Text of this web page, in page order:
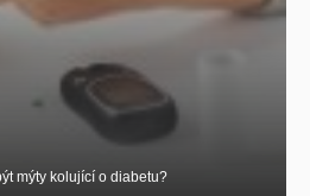
mýty kolující o diabetu?